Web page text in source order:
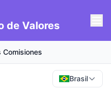
de Valores
Comisiones
Brasil